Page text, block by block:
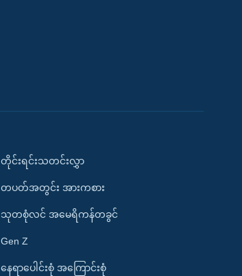
တိုင်းရင်းသတင်းလွှာ
တပတ်အတွင်း အားကစား
သုတစုံလင် အမေရိကန်တခွင်
Gen Z
နေရာပေါင်းစုံ အကြောင်းစုံ